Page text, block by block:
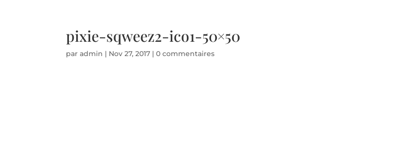
pixie-sqweez2-ico1-50×50
paradmin | Nov 27, 2017 |0 commentaires